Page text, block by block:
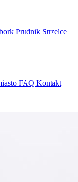
Prudnik Strzelce
FAQ Kontakt